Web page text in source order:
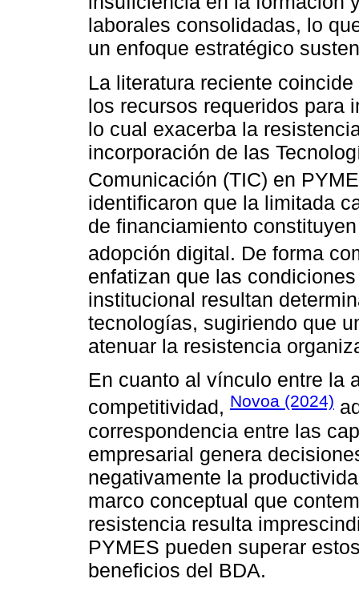
laborales consolidadas, lo
un enfoque estratégico
La literatura reciente
los recursos requeridos para
lo cual exacerba la
incorporación de las
Comunicación (TIC) en
identificaron que la limitada
de financiamiento
adopción digital. De forma
enfatizan que las
institucional resultan
tecnologías, sugiriendo que
atenuar la resistencia
En cuanto al vínculo entre la
competitividad, Novoa (2024)
correspondencia entre las
empresarial genera
negativamente la
marco conceptual que
resistencia resulta
PYMES pueden superar
beneficios del BDA.